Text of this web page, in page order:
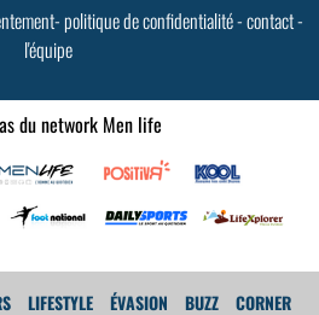
-politique de confidentialité-contact-
l'équipe
du network Men life
LIFESTYLE ÉVASION BUZZ CORNER